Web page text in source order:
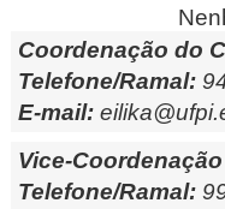
Coordenação do
Telefone/Ramal:
E-mail:
Vice-
Telefone/Ramal: